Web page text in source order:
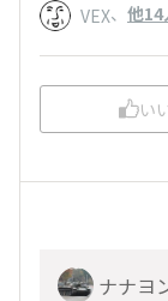
VEX、 他14
い
ナナヨ